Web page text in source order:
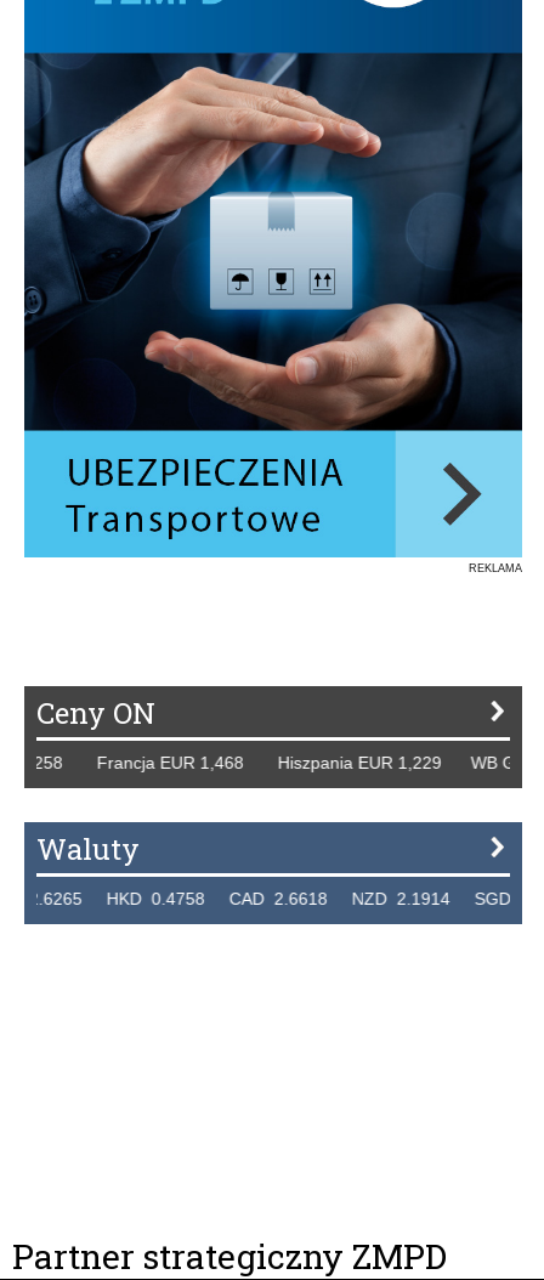
REKLAMA
Ceny ON
EUR 1,468 Hiszpania EUR 1,229 WB GBP
Waluty
HKD 0.4758 CAD 2.6618 NZD 2.1914 SGD 2.9123
Partner strategiczny ZMPD